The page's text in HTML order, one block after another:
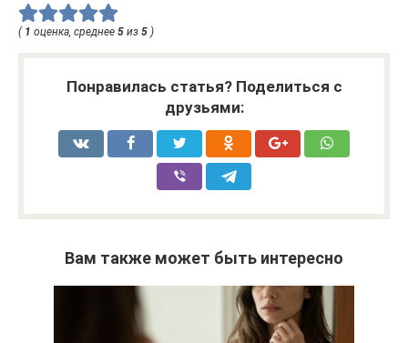
( 1 оценка, среднее 5 из 5 )
Понравилась статья? Поделиться с
друзьями:
Вам также может быть интересно